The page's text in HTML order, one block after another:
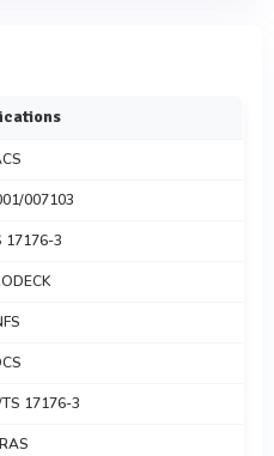
007103
17176-3
17176-3